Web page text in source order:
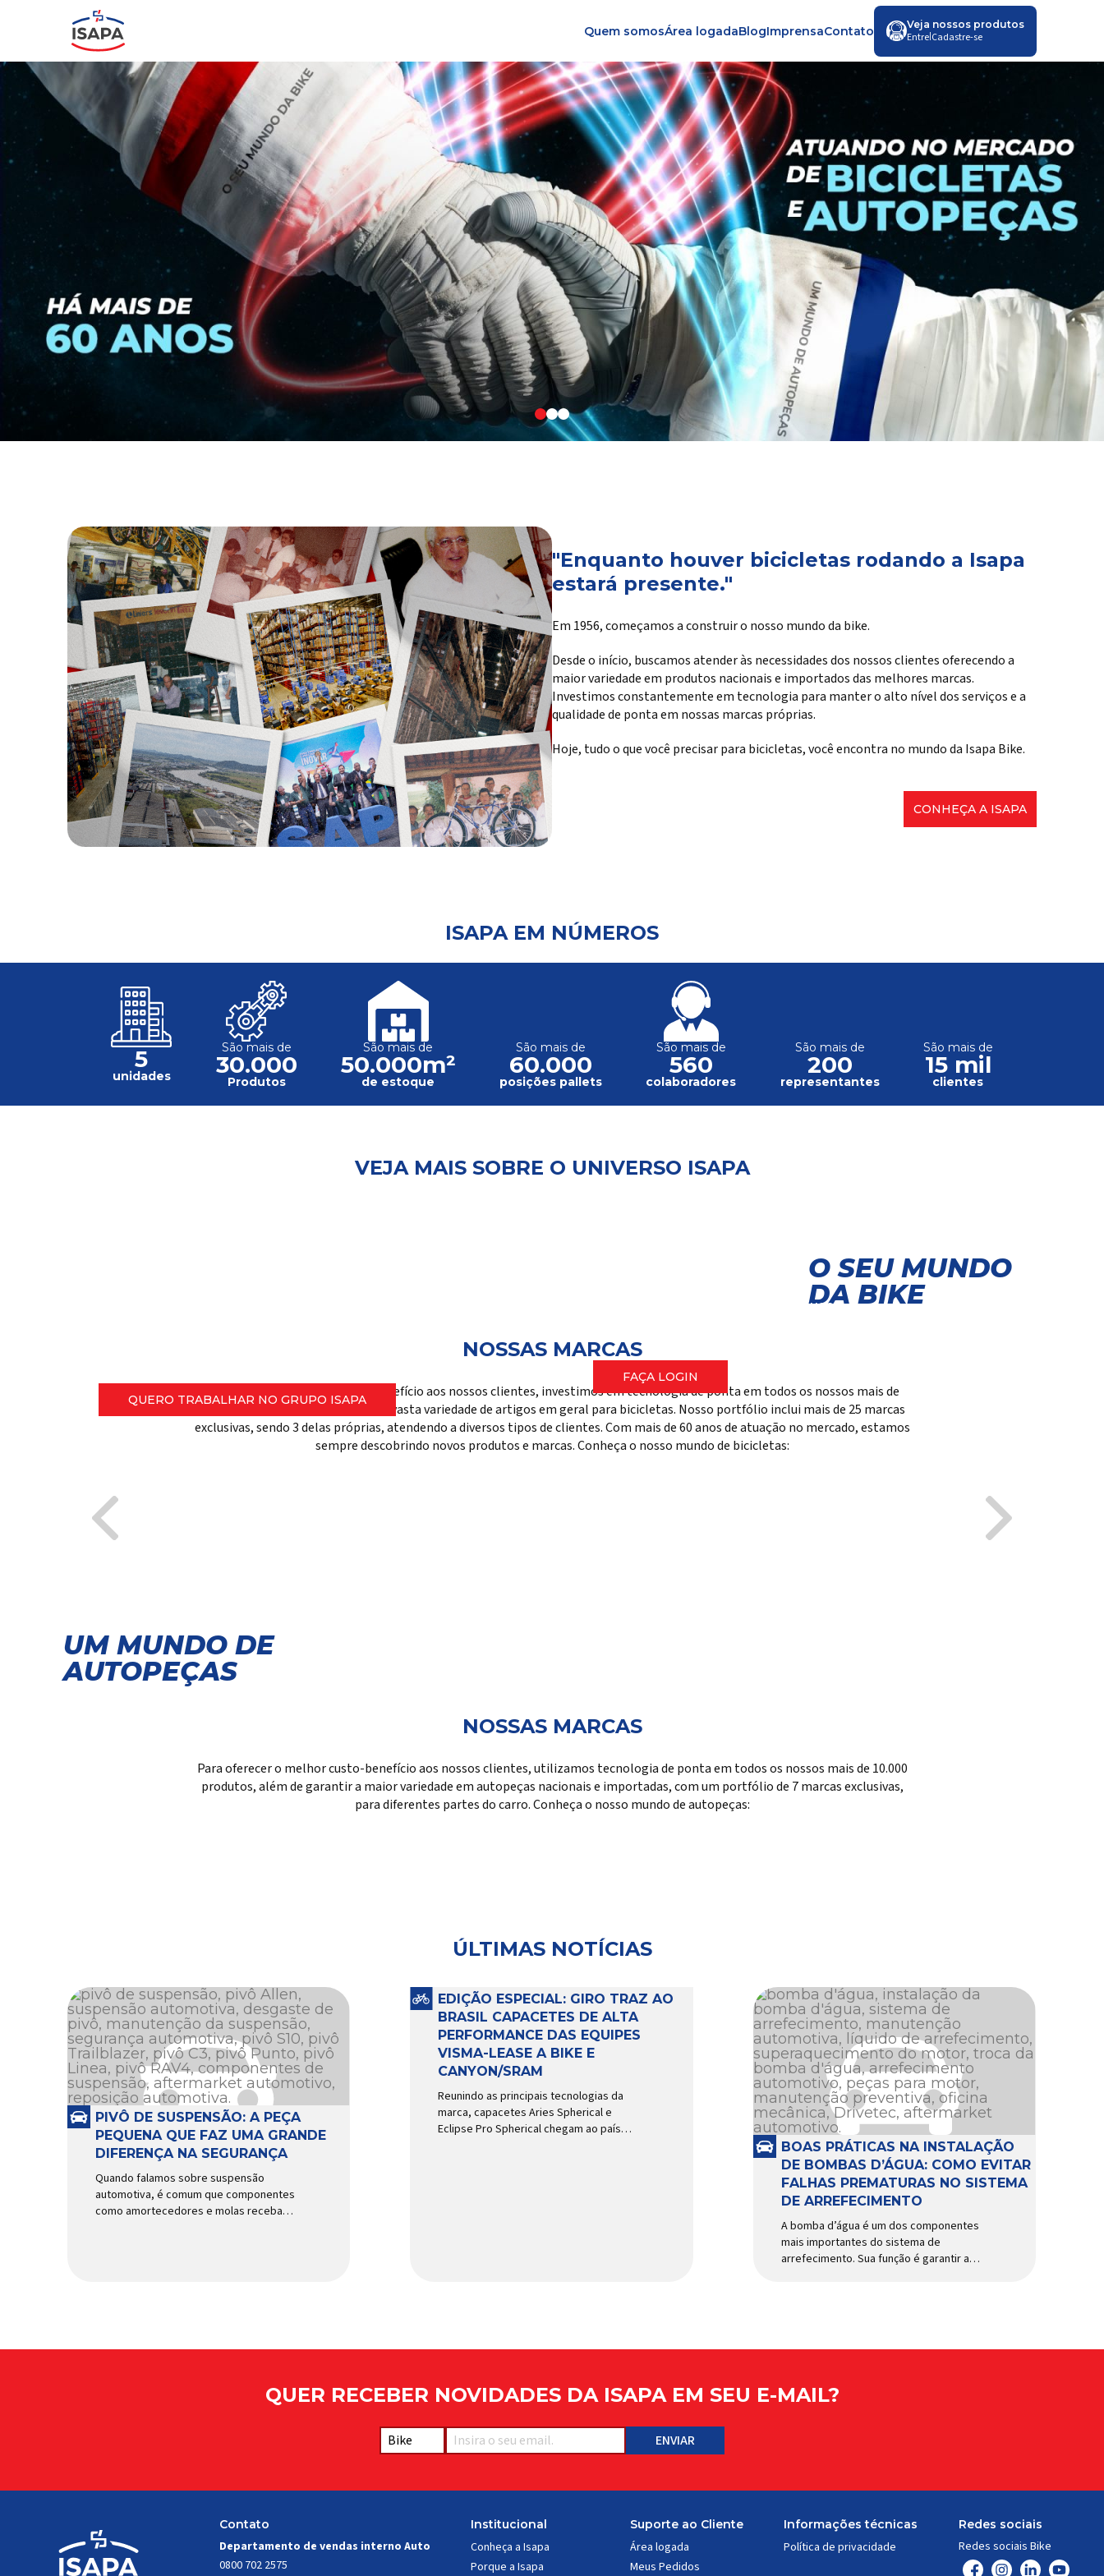
Quem somosÁrea logadaBlogImprensaContato Veja nossos produtos
Entre|Cadastre-se
"Enquanto houver bicicletas rodando a Isapa
estará presente."
Em 1956, começamos a construir o nosso mundo da bike.
Desde o início, buscamos atender às necessidades dos nossos clientes oferecendo a
maior variedade em produtos nacionais e importados das melhores marcas.
Investimos constantemente em tecnologia para manter o alto nível dos serviços e a
qualidade de ponta em nossas marcas próprias.
Hoje, tudo o que você precisar para bicicletas, você encontra no mundo da Isapa Bike.
CONHEÇA A ISAPA
ISAPA EM NÚMEROS
5
unidades
São mais de
30.000
Produtos
São mais de
50.000m²
de estoque
São mais de
60.000
posições pallets
São mais de
560
colaboradores
São mais de
200
representantes
São mais de
15 mil
clientes
VEJA MAIS SOBRE O UNIVERSO ISAPA
QUERO TRABALHAR NO GRUPO ISAPA
Façam login aqui para acessar suas
FAÇA LOGIN
O SEU MUNDO
DA BIKE
NOSSAS MARCAS
Para garantir o melhor custo-benefício aos nossos clientes, investimos em tecnologia de ponta em todos os nossos mais de
15.000 produtos. Oferecemos uma vasta variedade de artigos em geral para bicicletas. Nosso portfólio inclui mais de 25 marcas
exclusivas, sendo 3 delas próprias, atendendo a diversos tipos de clientes. Com mais de 60 anos de atuação no mercado, estamos
sempre descobrindo novos produtos e marcas. Conheça o nosso mundo de bicicletas:
UM MUNDO DE
AUTOPEÇAS
NOSSAS MARCAS
Para oferecer o melhor custo-benefício aos nossos clientes, utilizamos tecnologia de ponta em todos os nossos mais de 10.000
produtos, além de garantir a maior variedade em autopeças nacionais e importadas, com um portfólio de 7 marcas exclusivas,
para diferentes partes do carro. Conheça o nosso mundo de autopeças:
ÚLTIMAS NOTÍCIAS
PIVÔ DE SUSPENSÃO: A PEÇA
PEQUENA QUE FAZ UMA GRANDE
DIFERENÇA NA SEGURANÇA
Quando falamos sobre suspensão
automotiva, é comum que componentes
como amortecedores e molas recebam
EDIÇÃO ESPECIAL: GIRO TRAZ AO
BRASIL CAPACETES DE ALTA
PERFORMANCE DAS EQUIPES
VISMA-LEASE A BIKE E
CANYON/SRAM
Reunindo as principais tecnologias da
marca, capacetes Aries Spherical e
Eclipse Pro Spherical chegam ao país
BOAS PRÁTICAS NA INSTALAÇÃO
DE BOMBAS D’ÁGUA: COMO EVITAR
FALHAS PREMATURAS NO SISTEMA
DE ARREFECIMENTO
A bomba d’água é um dos componentes
mais importantes do sistema de
arrefecimento. Sua função é garantir a
d’água exige não apenas […]
QUER RECEBER NOVIDADES DA ISAPA EM SEU E-MAIL?
Contato
Departamento de vendas interno Auto
0800 702 2575
Institucional
Conheça a Isapa
Porque a Isapa
Suporte ao Cliente
Área logada
Meus Pedidos
Informações técnicas
Política de privacidade
Redes sociais
Redes sociais Bike